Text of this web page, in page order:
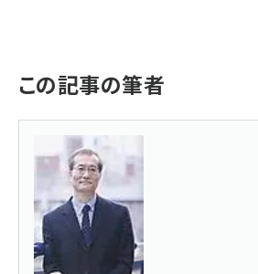
この記事の筆者